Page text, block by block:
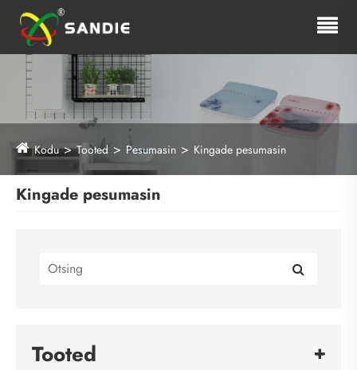
Kodu Tooted Pesumasin Kingade pesumasin
Kingade pesumasin
Tooted